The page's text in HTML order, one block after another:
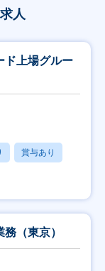
人
ド上場グルー
賞与あり
（東京）